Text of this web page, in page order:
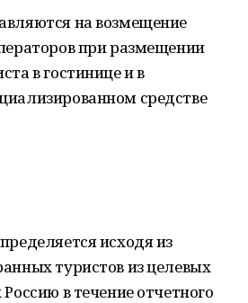
на возмещение
при размещении
в гостинице и в
средстве
исходя из
туристов из целевых
в течение отчетного